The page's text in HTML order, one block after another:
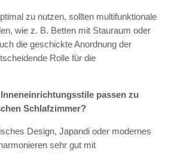
zu nutzen, sollten multifunktionale
wie z. B. Betten mit Stauraum oder
die geschickte Anordnung der
Rolle für die
passen zu
Schlafzimmer?
Design, Japandi oder modernes
sehr gut mit